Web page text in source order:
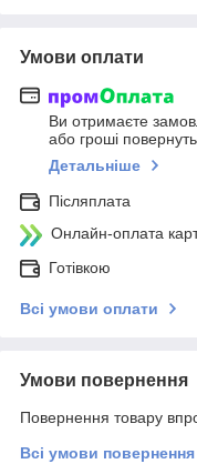
Умови оплати
Ви отримаєте
або гроші
Детальніше
Післяплата
Онлайн-оплата
Готівкою
Всі умови оплати
Умови повернення
Повернення товару
Всі умови повернення